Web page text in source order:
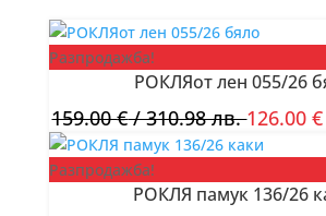
Разпродажба!
РОКЛЯот лен 055/26
159.00€/ 310.98 лв.126.00€
Разпродажба!
РОКЛЯ памук 136/26